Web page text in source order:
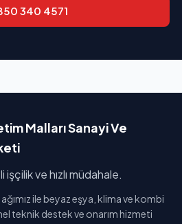
340 4571
Malları Sanayi Ve
ve hızlı müdahale.
ile beyaz eşya, klima ve kombi
teknik destek ve onarım hizmeti